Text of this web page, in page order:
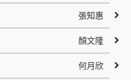
張知惠
顏文隆
何月欣